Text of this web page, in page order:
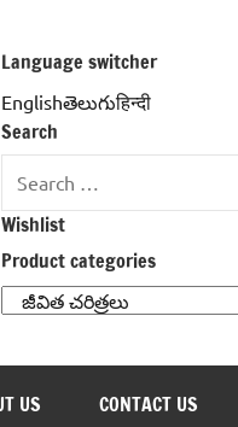
Language switcher
Englishతెలుగుहिन्दी
Search
Search
for:
Wishlist
Product categories
US CONTACT US